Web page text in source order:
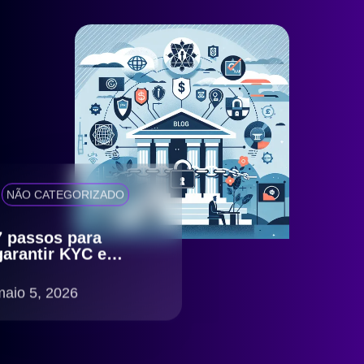
NÃO CATEGORIZADO
passos para
KYC e
compliance
no Brasil
5, 2026